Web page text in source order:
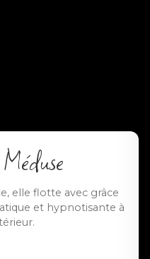
elle flotte avec grâce
et hypnotisante à